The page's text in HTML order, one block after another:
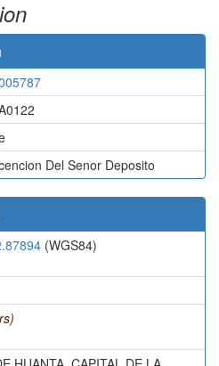
Del Senor Deposito
(WGS84)